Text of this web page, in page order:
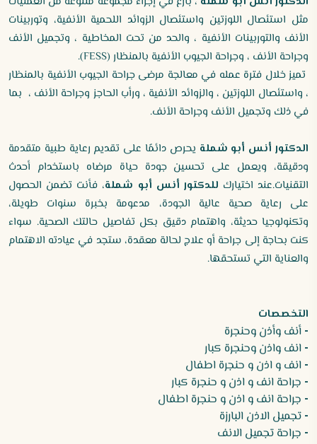
مثل استئصال اللوزتين واستئصال الزوائد اللحمية الأنفية، وتوربينات
الأنف والتوربينات الأنفية ، والحد من تحت المخاطية ، وتجميل الأنف
وجراحة الأنف ، وجراحة الجيوب الأنفية بالمنظار (FESS).
تميز خلال فترة عمله في معالجة مرضى جراحة الجيوب الأنفية بالمنظار
، واستئصال اللوزتين ، والزوائد الأنفية ، ورأب الحاجز وجراحة الأنف ، بما
في ذلك وتجميل الأنف وجراحة الأنف.
الدكتور أنس أبو شملة يحرص دائمًا على تقديم رعاية طبية متقدمة
ودقيقة، ويعمل على تحسين جودة حياة مرضاه باستخدام أحدث
التقنيات.عند اختيارك للدكتور أنس أبو شملة، فأنت تضمن الحصول
على رعاية صحية عالية الجودة، مدعومة بخبرة سنوات طويلة،
وتكنولوجيا حديثة، واهتمام دقيق بكل تفاصيل حالتك الصحية. سواء
كنت بحاجة إلى جراحة أو علاج لحالة معقدة، ستجد في عيادته الاهتمام
والعناية التي تستحقها.
التخصصات
- أنف وأذن وحنجرة
- انف واذن وحنجرة كبار
- انف و اذن و حنجرة اطفال
- جراحة انف و اذن و حنجرة كبار
- جراحة انف و اذن و حنجرة اطفال
- تجميل الاذن البارزة
- جراحة تجميل الانف